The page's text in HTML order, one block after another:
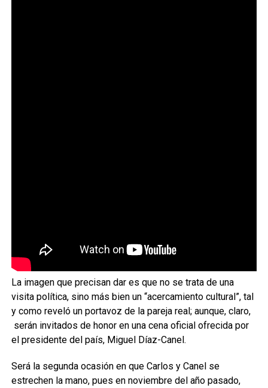
La imagen que precisan dar es que no se trata de una
visita política, sino más bien un “acercamiento cultural”, tal
y como reveló un portavoz de la pareja real; aunque, claro,
serán invitados de honor en una cena oficial ofrecida por
el presidente del país, Miguel Díaz-Canel.
Será la segunda ocasión en que Carlos y Canel se
estrechen la mano, pues en noviembre del año pasado,